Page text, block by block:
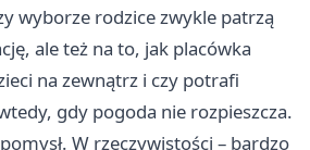
wyborze rodzice zwykle patrzą
ale też na to, jak placówka
na zewnątrz i czy potrafi
gdy pogoda nie rozpieszcza.
W rzeczywistości – bardzo